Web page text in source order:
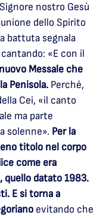
nostro Gesù
dello Spirito
battuta segnala
«E con il
Messale che
Penisola. Perché,
Cei, «il canto
ma parte
solenne». Per la
titolo nel corpo
come era
quello datato 1983.
E si torna a
evitando che